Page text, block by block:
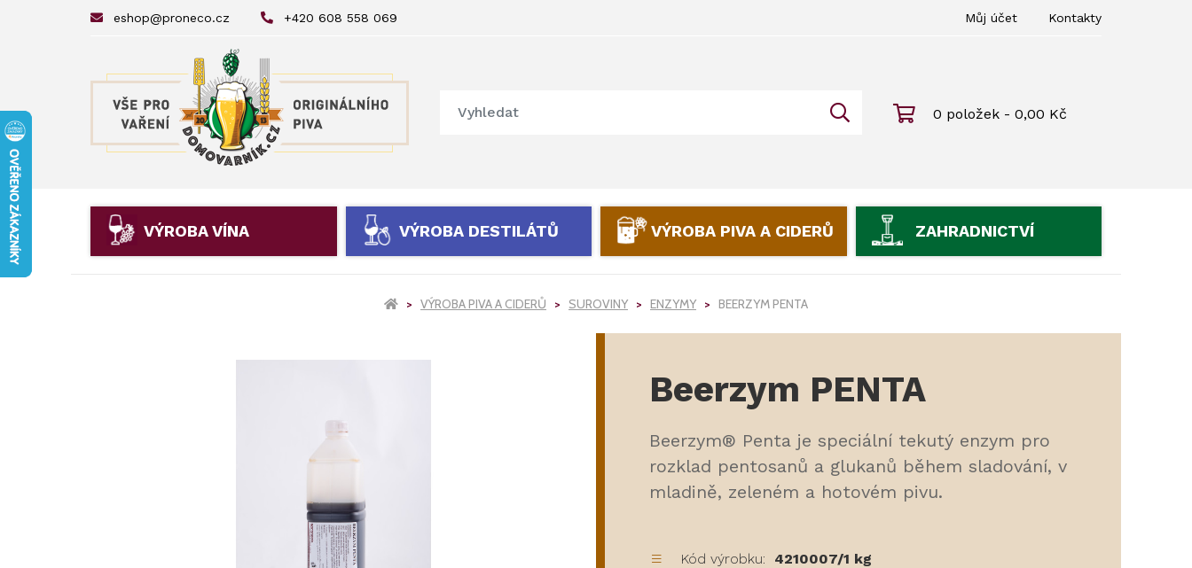
eshop@proneco.cz +420 608 558 069 Můj účet Kontakty
0 položek - 0,00 Kč
VÝROBA VÍNA VÝROBA DESTILÁTŮ VÝROBA PIVA A CIDERŮ ZAHRADNICTVÍ
VÝROBA PIVA A CIDERŮ SUROVINY ENZYMY BEERZYM PENTA
Beerzym PENTA
Beerzym® Penta je speciální tekutý enzym pro
rozklad pentosanů a glukanů během sladování, v
mladině, zeleném a hotovém pivu.
Kód výrobku:
4210007/1 kg